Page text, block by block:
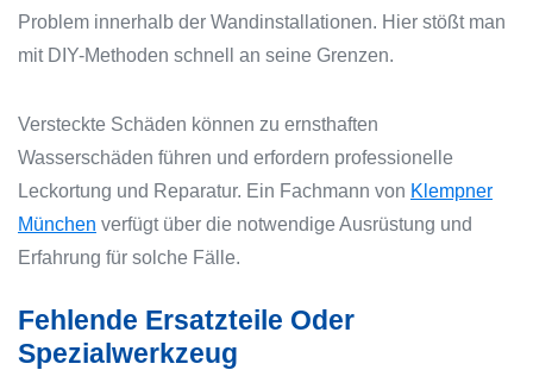
Problem innerhalb der Wandinstallationen. Hier stößt man
mit DIY-Methoden schnell an seine Grenzen.
Versteckte Schäden können zu ernsthaften
Wasserschäden führen und erfordern professionelle
Leckortung und Reparatur. Ein Fachmann von Klempner
München verfügt über die notwendige Ausrüstung und
Erfahrung für solche Fälle.
Fehlende Ersatzteile Oder
Spezialwerkzeug